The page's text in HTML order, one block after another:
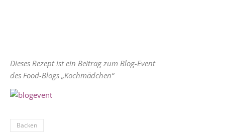
Dieses Rezept ist ein Beitrag zum Blog-Event
des Food-Blogs „Kochmädchen“
Backen